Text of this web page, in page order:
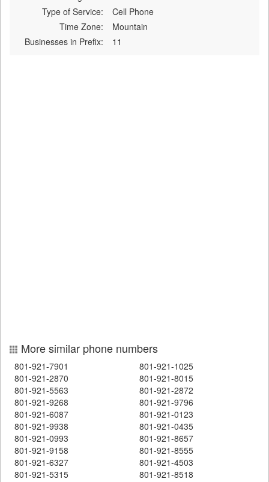
Type of Service:
Cell Phone
Time Zone:
Mountain
Businesses in Prefix:
11
More similar phone numbers
801-921-7901
801-921-1025
801-921-2870
801-921-8015
801-921-5563
801-921-2872
801-921-9268
801-921-9796
801-921-6087
801-921-0123
801-921-9938
801-921-0435
801-921-0993
801-921-8657
801-921-9158
801-921-8555
801-921-6327
801-921-4503
801-921-5315
801-921-8518